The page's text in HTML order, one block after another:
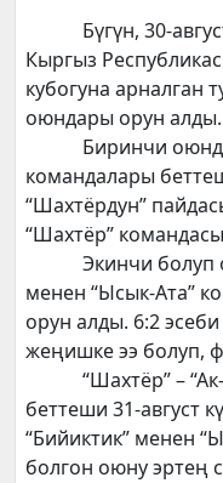
Бүгүн, 30-
Кыргыз
кубогуна арналган
оюндары орун алды.
Биринчи
командалары
“Шахтёрдун”
“Шахтёр”
Экинчи болуп
менен “Ысык-Ата”
орун алды. 6:2
жеңишке ээ болуп,
“Шахтёр” –
беттеши 31-август
“Бийиктик” менен
болгон оюну эртең